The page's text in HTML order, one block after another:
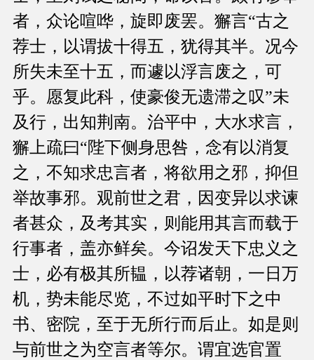
者，众论喧哗，旋即废罢。獬言“古之
荐士，以谓拔十得五，犹得其半。况今
所失未至十五，而遽以浮言废之，可
乎。愿复此科，使豪俊无遗滞之叹”未
及行，出知荆南。治平中，大水求言，
獬上疏曰“陛下侧身思咎，念有以消复
之，不知求忠言者，将欲用之邪，抑但
举故事邪。观前世之君，因变异以求谏
者甚众，及考其实，则能用其言而载于
行事者，盖亦鲜矣。今诏发天下忠义之
士，必有极其所韫，以荐诸朝，一日万
机，势未能尽览，不过如平时下之中
书、密院，至于无所行而后止。如是则
与前世之为空言者等尔。谓宜选官置